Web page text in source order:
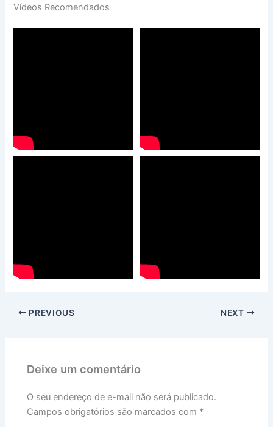
Vídeos Recomendados
PREVIOUS NEXT
Deixe um comentário
O seu endereço de e-mail não será publicado.
Campos obrigatórios são marcados com *